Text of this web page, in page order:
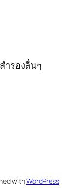
ำรองลื่นๆ
withWordPress